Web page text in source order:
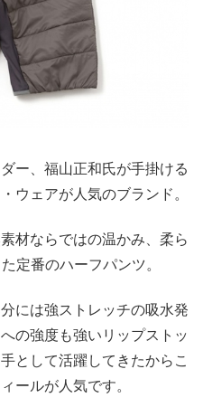
ー、福山正和氏が手掛ける
ウェアが人気のブランド。
材ならではの温かみ、柔ら
定番のハーフパンツ。
には強ストレッチの吸水発
の強度も強いリップストッ
として活躍してきたからこ
ールが人気です。